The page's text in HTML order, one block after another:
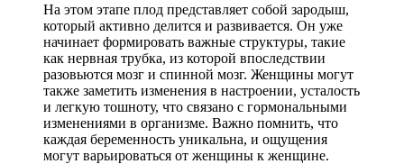
На этом этапе плод представляет собой зародыш,
который активно делится и развивается. Он уже
начинает формировать важные структуры, такие
как нервная трубка, из которой впоследствии
разовьются мозг и спинной мозг. Женщины могут
также заметить изменения в настроении, усталость
и легкую тошноту, что связано с гормональными
изменениями в организме. Важно помнить, что
каждая беременность уникальна, и ощущения
могут варьироваться от женщины к женщине.